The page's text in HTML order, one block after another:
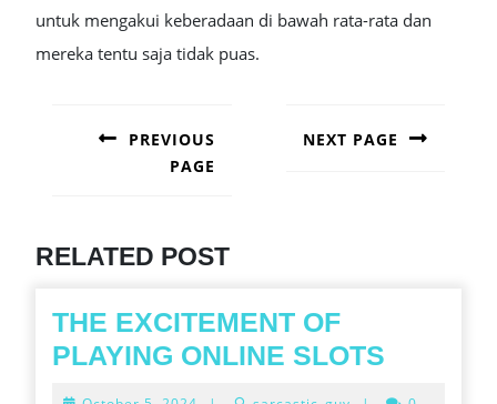
untuk mengakui keberadaan di bawah rata-rata dan
mereka tentu saja tidak puas.
NAVIGATION
PREVIOUS
PAGE
NEXT PAGE
RELATED POST
THE EXCITEMENT OF
PLAYING ONLINE SLOTS